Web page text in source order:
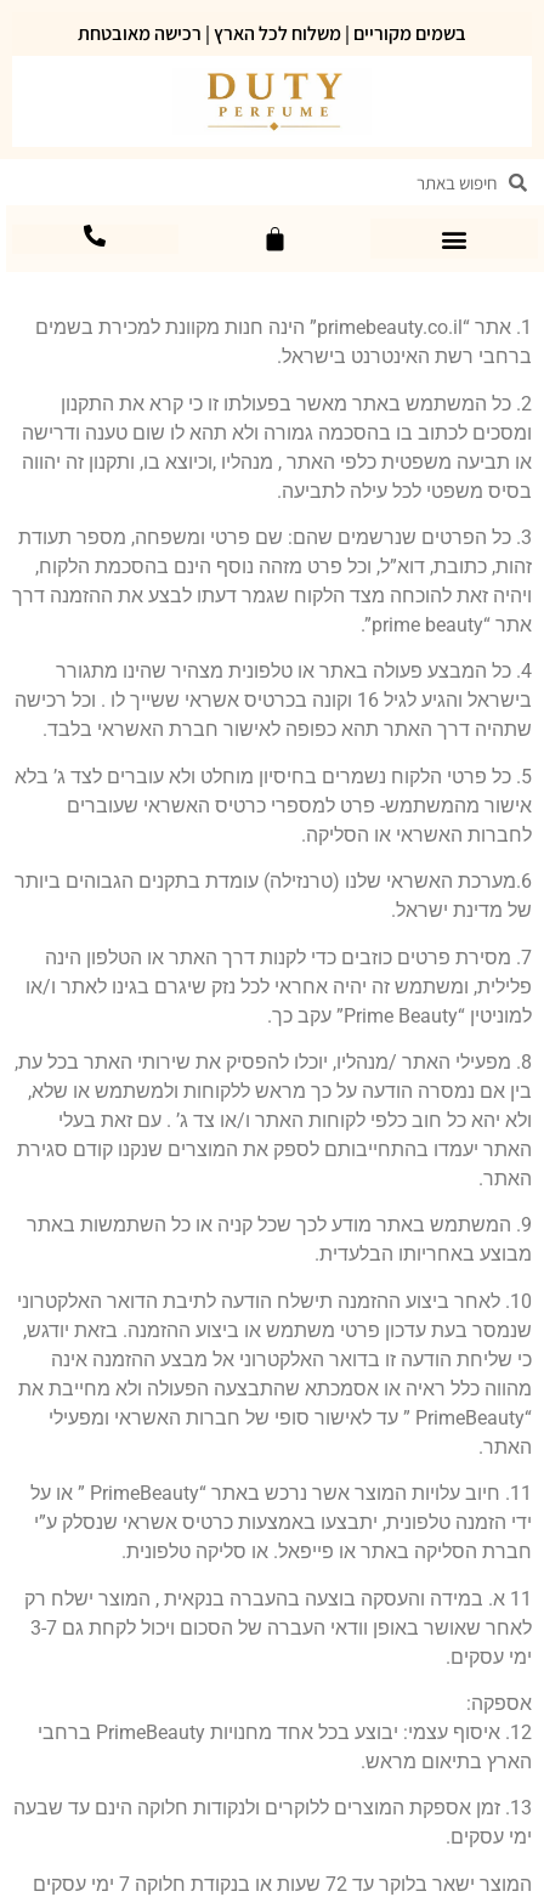
בשמים מקוריים | משלוח לכל הארץ | רכישה מאובטחת
1. אתר “primebeauty.co.il” הינה חנות מקוונת למכירת בשמים
ברחבי רשת האינטרנט בישראל.
2. כל המשתמש באתר מאשר בפעולתו זו כי קרא את התקנון
ומסכים לכתוב בו בהסכמה גמורה ולא תהא לו שום טענה ודרישה
או תביעה משפטית כלפי האתר , מנהליו ,וכיוצא בו, ותקנון זה יהווה
בסיס משפטי לכל עילה לתביעה.
3. כל הפרטים שנרשמים שהם: שם פרטי ומשפחה, מספר תעודת
זהות, כתובת, דוא”ל, וכל פרט מזהה נוסף הינם בהסכמת הלקוח,
ויהיה זאת להוכחה מצד הלקוח שגמר דעתו לבצע את ההזמנה דרך
אתר “prime beauty”.
4. כל המבצע פעולה באתר או טלפונית מצהיר שהינו מתגורר
בישראל והגיע לגיל 16 וקונה בכרטיס אשראי ששייך לו . וכל רכישה
שתהיה דרך האתר תהא כפופה לאישור חברת האשראי בלבד.
5. כל פרטי הלקוח נשמרים בחיסיון מוחלט ולא עוברים לצד ג’ בלא
אישור מהמשתמש- פרט למספרי כרטיס האשראי שעוברים
לחברות האשראי או הסליקה.
6.מערכת האשראי שלנו (טרנזילה) עומדת בתקנים הגבוהים ביותר
של מדינת ישראל.
7. מסירת פרטים כוזבים כדי לקנות דרך האתר או הטלפון הינה
פלילית, ומשתמש זה יהיה אחראי לכל נזק שיגרם בגינו לאתר ו/או
למוניטין “Prime Beauty” עקב כך.
8. מפעילי האתר /מנהליו, יוכלו להפסיק את שירותי האתר בכל עת,
בין אם נמסרה הודעה על כך מראש ללקוחות ולמשתמש או שלא,
ולא יהא כל חוב כלפי לקוחות האתר ו/או צד ג’ . עם זאת בעלי
האתר יעמדו בהתחייבותם לספק את המוצרים שנקנו קודם סגירת
האתר.
9. המשתמש באתר מודע לכך שכל קניה או כל השתמשות באתר
מבוצע באחריותו הבלעדית.
10. לאחר ביצוע ההזמנה תישלח הודעה לתיבת הדואר האלקטרוני
שנמסר בעת עדכון פרטי משתמש או ביצוע ההזמנה. בזאת יודגש,
כי שליחת הודעה זו בדואר האלקטרוני אל מבצע ההזמנה אינה
מהווה כלל ראיה או אסמכתא שהתבצעה הפעולה ולא מחייבת את
“PrimeBeauty ” עד לאישור סופי של חברות האשראי ומפעילי
האתר.
11. חיוב עלויות המוצר אשר נרכש באתר “PrimeBeauty ” או על
ידי הזמנה טלפונית, יתבצעו באמצעות כרטיס אשראי שנסלק ע”י
חברת הסליקה באתר או פייפאל. או סליקה טלפונית.
11 א. במידה והעסקה בוצעה בהעברה בנקאית , המוצר ישלח רק
לאחר שאושר באופן וודאי העברה של הסכום ויכול לקחת גם 3-7
ימי עסקים.
אספקה:
12. איסוף עצמי: יבוצע בכל אחד מחנויות PrimeBeauty ברחבי
הארץ בתיאום מראש.
13. זמן אספקת המוצרים ללוקרים ולנקודות חלוקה הינם עד שבעה
ימי עסקים.
המוצר ישאר בלוקר עד 72 שעות או בנקודת חלוקה 7 ימי עסקים